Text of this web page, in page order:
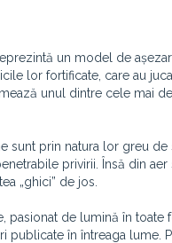
un model de
lor fortificate, care au
unul dintre cele mai
sunt prin natura lor greu de
privirii. Însă din
„ghici” de jos.
pasionat de lumină în toate
publicate în întreaga lume.